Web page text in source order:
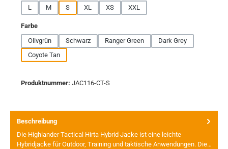
L
M S XL XS XXL
Farbeauswählen
Olivgrün
Schwarz Ranger Green
Dark Grey
Coyote Tan
Produktnummer: JAC116-CT-S
Beschreibung
Die Highlander Tactical Hirta Hybrid Jacke ist eine leichte
Hybridjacke für Outdoor, Training und taktische Anwendungen. Die…